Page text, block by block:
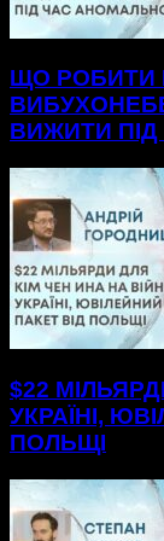
ЩО РОБИТИ
ВИЖИТИ
$22
УКРАЇНІ,
ПОЛЬЩІ